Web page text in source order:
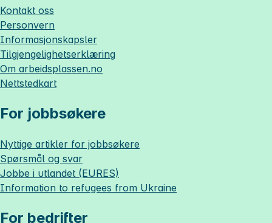
Kontakt oss
Personvern
Informasjonskapsler
Tilgjengelighetserklæring
Om arbeidsplassen.no
Nettstedkart
For jobbsøkere
Nyttige artikler for jobbsøkere
Spørsmål og svar
Jobbe i utlandet (EURES)
Information to refugees from Ukraine
For bedrifter